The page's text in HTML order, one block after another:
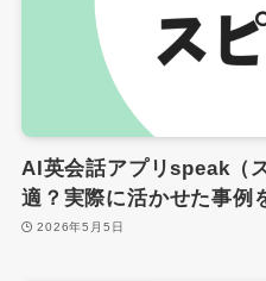
AI英会話アプリspeak（
適？実際に活かせた事例
2026年5月5日